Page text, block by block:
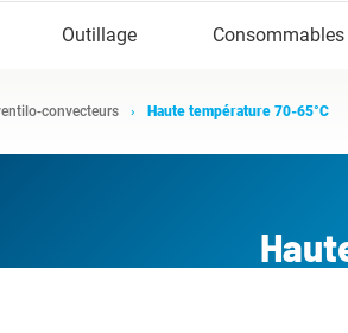
Outillage Consommables
convecteurs Haute température 70-65°C